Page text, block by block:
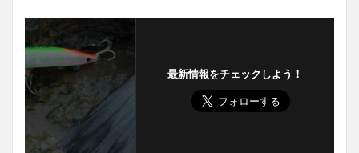
最新情報をチェックしよう！